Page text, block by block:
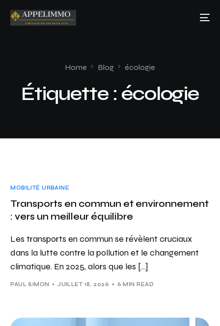
Home Blog écologie
Étiquette : écologie
MOBILITÉ URBAINE
Transports en commun et environnement
: vers un meilleur équilibre
Les transports en commun se révèlent cruciaux
dans la lutte contre la pollution et le changement
climatique. En 2025, alors que les […]
PAUL SIMON JUILLET 18, 2026 6 MIN READ